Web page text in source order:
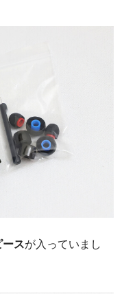
スが入っていまし